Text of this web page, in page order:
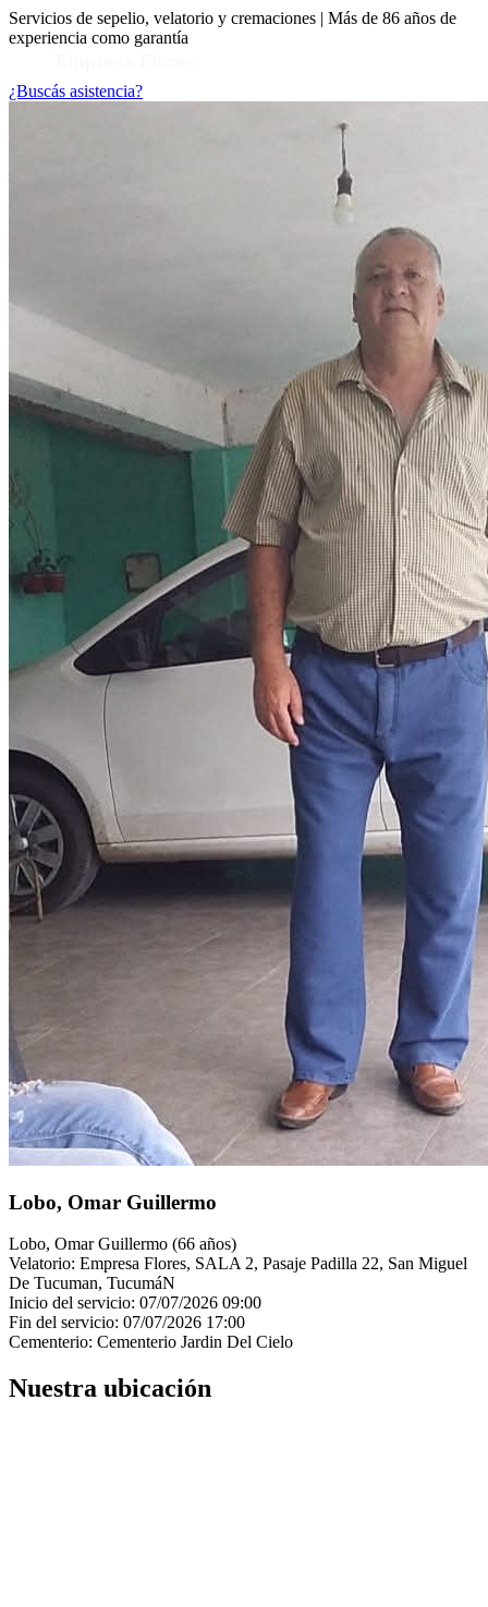
Servicios de sepelio, velatorio y cremaciones | Más de 86 años de
experiencia como garantía
¿Buscás asistencia?
Lobo, Omar Guillermo
Lobo, Omar Guillermo (66 años)
Velatorio: Empresa Flores, SALA 2, Pasaje Padilla 22, San Miguel
De Tucuman, TucumáN
Inicio del servicio: 07/07/2026 09:00
Fin del servicio: 07/07/2026 17:00
Cementerio: Cementerio Jardin Del Cielo
Nuestra ubicación